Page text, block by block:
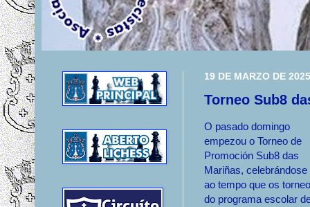
19 DE MARZO DE 2025
Torneo Sub8
O pasado domingo
empezou o Torneo de
Promoción Sub8 das
Mariñas, celebrándose
ao tempo que os
do programa escolar